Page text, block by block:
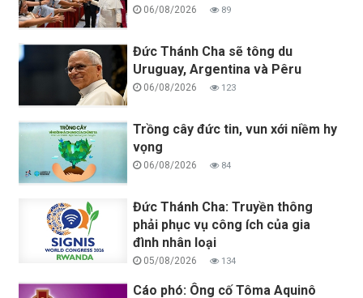
06/08/2026 89
Đức Thánh Cha sẽ tông du
Uruguay, Argentina và Pêru
06/08/2026 123
Trồng cây đức tin, vun xới niềm hy
vọng
06/08/2026 84
Đức Thánh Cha: Truyền thông
phải phục vụ công ích của gia
đình nhân loại
05/08/2026 134
Cáo phó: Ông cố Tôma Aquinô